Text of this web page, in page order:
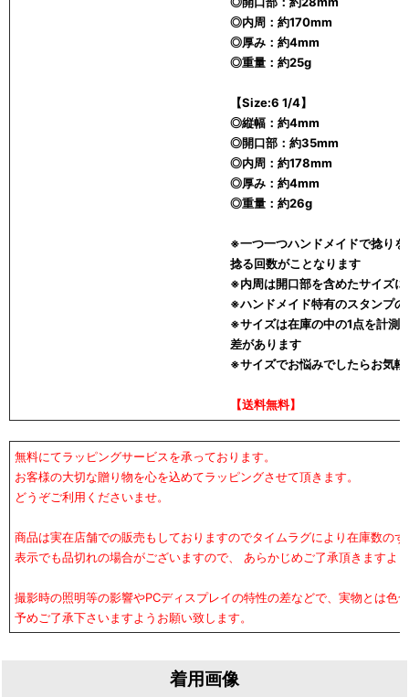
◎内周：約170mm
◎厚み：約4mm
◎重量：約25g
【Size:6 1/4】
◎縦幅：約4mm
◎開口部：約35mm
◎内周：約178mm
◎厚み：約4mm
◎重量：約26g
※一つ一つハンドメイドで捻り
捻る回数がことなります
※内周は開口部を含めたサイズに
※ハンドメイド特有のスタンプ
※サイズは在庫の中の1点を計測
差があります
※サイズでお悩みでしたらお気
【送料無料】
無料にてラッピングサービスを承っております。
お客様の大切な贈り物を心を込めてラッピングさせて頂きます。
どうぞご利用くださいませ。
商品は実在店舗での販売もしておりますのでタイムラグにより在庫数の
表示でも品切れの場合がございますので、 あらかじめご了承頂きますよ
撮影時の照明等の影響やPCディスプレイの特性の差などで、実物とは色
予めご了承下さいますようお願い致します。
着用画像